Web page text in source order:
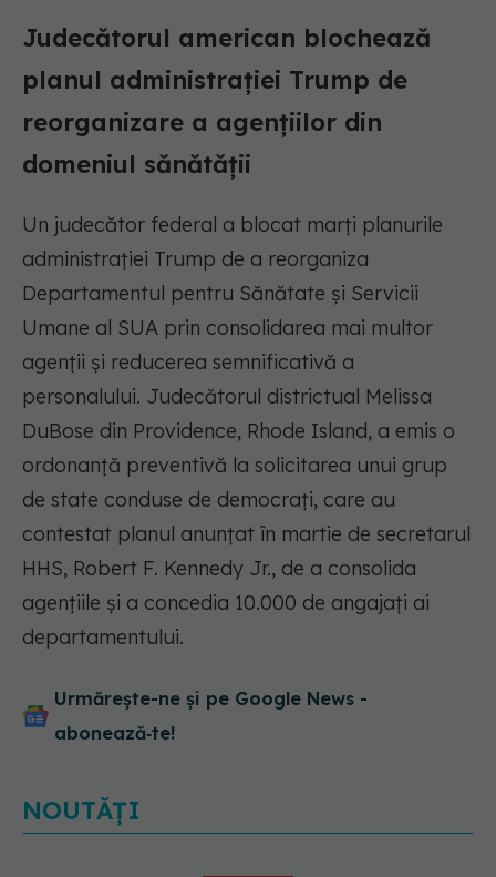
Judecătorul american blochează
planul administrației Trump de
reorganizare a agențiilor din
domeniul sănătății
Un judecător federal a blocat marți planurile
administrației Trump de a reorganiza
Departamentul pentru Sănătate și Servicii
Umane al SUA prin consolidarea mai multor
agenții și reducerea semnificativă a
personalului. Judecătorul districtual Melissa
DuBose din Providence, Rhode Island, a emis o
ordonanță preventivă la solicitarea unui grup
de state conduse de democrați, care au
contestat planul anunțat în martie de secretarul
HHS, Robert F. Kennedy Jr., de a consolida
agențiile și a concedia 10.000 de angajați ai
departamentului.
Urmărește-ne și pe Google News -
abonează‑te!
NOUTĂȚI